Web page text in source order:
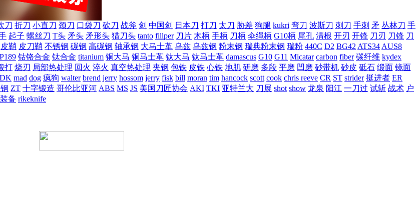
刀 折刀 小直刀 颈刀 口袋刀 砍刀 战斧 剑 中国剑 日本刀 打刀 太刀 胁差 狗腿 kukri 弯刀 波斯刀 刺刀 手刺 矛 丛林刀 手
起子 螺丝刀 T头 矛头 矛形头 猎刀头 tanto fillper 刀片 木柄 手柄 刀柄 伞绳柄 G10柄 尾孔 清根 开刃 开锋 刀刃 刀锋 刀
皮鞘 皮刀鞘 不锈钢 碳钢 高碳钢 轴承钢 大马士革 乌兹 乌兹钢 粉末钢 瑞典粉末钢 瑞粉 440C D2 BG42 ATS34 AUS8
钴铬合金 钛合金 titanium 铜大马 铜马士革 钛大马 钛马士革 damascus G10 G11 Micatar carbon fiber 碳纤维 kydex
打 烧刃 局部热处理 回火 淬火 真空热处理 夹钢 包铁 皮铁 心铁 地肌 研磨 多段 平磨 凹磨 砂带机 砂皮 砥石 缎面 镜面
mad dog 疯狗 walter brend jerry hossom jerry fisk bill moran tim hancock scott cook chris reeve CR ST strider 挺进者 ER
ZT 十字锻造 哥伦比亚河 ABS MS JS 美国刀匠协会 AKI TKI 亚特兰大 刀展 shot show 龙泉 阳江 一刀过 试斩 战术 户
装备 rikeknife